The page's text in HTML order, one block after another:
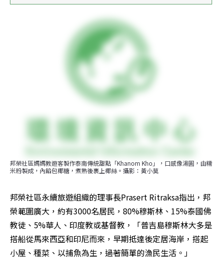
邦榮社區媽媽教遊客製作泰南傳統甜點「Khanom Kho」，口感像湯圓，由糯
米粉製成，內餡包椰糖，煮熟後裹上椰絲。攝影：黃小莫
邦榮社區永續旅遊組織的理事長Prasert Ritraksa指出，邦
榮範圍廣大，約有3000名居民，80%穆斯林、15%泰國佛
教徒、5%華人、印度教或基督教，「普吉島穆斯林大多是
搭船從馬來西亞和印尼而來，早期抵達後定居海岸，搭起
小屋、種菜、以捕魚為生，過著簡單的漁民生活。」